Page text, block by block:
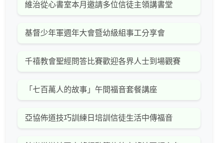
維治從心書室本月邀請多位信徒主領講書堂
基督少年軍週年大會暨幼級組事工分享會
千禧教會聖經問答比賽歡迎各界人士到場觀賽
「七百萬人的故事」午間福音套餐講座
亞協佈道技巧訓練日培訓信徒生活中傳福音